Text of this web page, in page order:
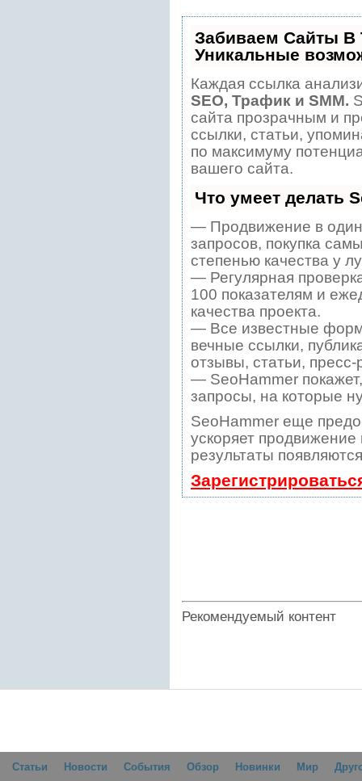
Забиваем Сайты
Уникальные
Каждая ссылка
SEO, Трафик и SMM.
сайта прозрачным и
ссылки, статьи,
по максимуму
вашего сайта.
Что умеет делать
— Продвижение в один
запросов, покупка
степенью качества у
— Регулярная
100 показателям и
качества проекта.
— Все известные
вечные ссылки,
отзывы, статьи,
— SeoHammer
запросы, на которые
SeoHammer еще
ускоряет
результаты
Рекомендуемый контент
Статьи Новости События Обзор Новинки Мир